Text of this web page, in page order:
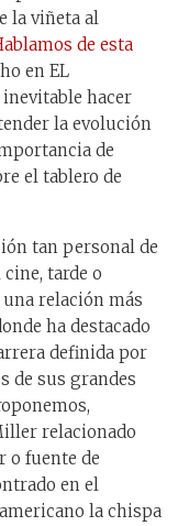
la viñeta al
de esta
en EL
inevitable hacer
la evolución
de
el tablero de
tan personal de
tarde o
relación más
ha destacado
definida por
de sus grandes
relacionado
o fuente de
en el
la chispa